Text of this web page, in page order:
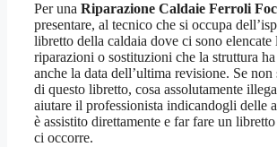
Per una Riparazione Caldaie Ferroli
presentare, al tecnico che si occupa
libretto della caldaia dove ci sono elencate
riparazioni o sostituzioni che la struttura
anche la data dell’ultima revisione. Se non
di questo libretto, cosa assolutamente
aiutare il professionista indicandogli delle
è assistito direttamente e far fare un
ci occorre.